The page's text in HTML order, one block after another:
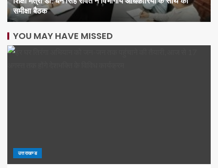
समीक्षा बैठक
YOU MAY HAVE MISSED
उत्तराखण्ड